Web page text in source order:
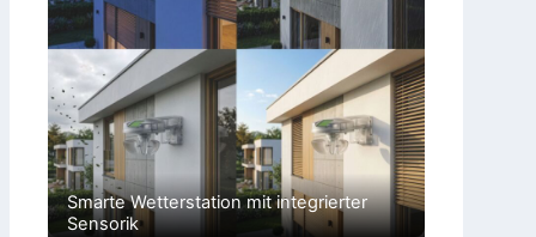
Smarte Wetterstation mit integrierter
Sensorik